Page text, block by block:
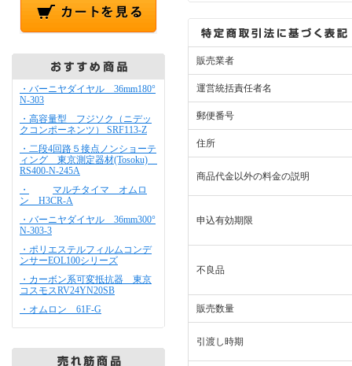
・バーニヤダイヤル 36mm180°
N-303
・高容量型 フジソク（ニデッ
クコンポーネンツ） SRF113-Z
・二段4回路５接点ノンショーテ
ィング 東京測定器材(Tosoku)
RS400-N-245A
・
マルチタイマ オムロ
ン H3CR-A
・バーニヤダイヤル 36mm300°
N-303-3
・ポリエステルフィルムコンデ
ンサーEOL100シリーズ
・カーボン系可変抵抗器 東京
コスモスRV24YN20SB
・オムロン 61F-G
販売業者
運営統括責任者名
郵便番号
住所
商品代金以外の料金の説明
申込有効期限
不良品
販売数量
引渡し時期